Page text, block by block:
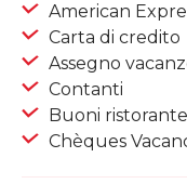
American
Carta di credito
Assegno
Contanti
Buoni ristorante
Chèques